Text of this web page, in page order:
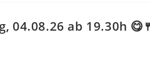
04.08.26 ab 19.30h